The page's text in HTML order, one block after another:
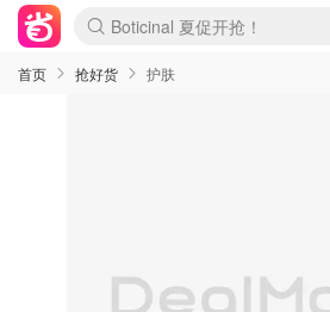
Boticinal 夏促开抢！
还没结束！&OtherStories大促
Joybuy变相75折 随时失效
速领！Stanley独家85折
疑似霸哥！Camper额外叠85折
Zalando 奥莱闪促！每日更新
Moncler反季囤！5折起+叠9折
Coach Brooklyn仅€192
首页 抢好货 护肤